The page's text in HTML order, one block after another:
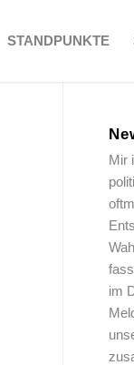
STANDPUNKTE
Mir
im